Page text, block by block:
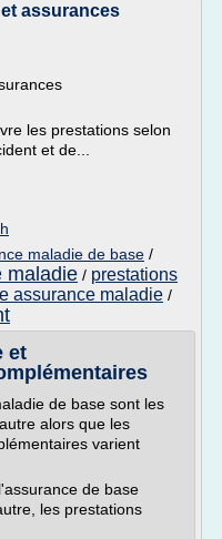
assurances
les prestations selon
et de...
maladie de base /
maladie / prestations
assurance maladie /
et
de base sont les
alors que les
varient
de base
les prestations